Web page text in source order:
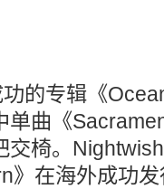
的专辑《
单曲《
交椅。
》在海外成功